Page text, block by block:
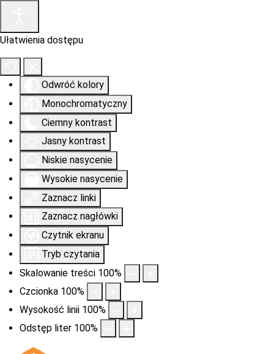
Ułatwienia dostępu
Odwróć kolory
Monochromatyczny
Ciemny kontrast
Jasny kontrast
Niskie nasycenie
Wysokie nasycenie
Zaznacz linki
Zaznacz nagłówki
Czytnik ekranu
Tryb czytania
Skalowanie treści 100%
Czcionka 100%
Wysokość linii 100%
Odstęp liter 100%